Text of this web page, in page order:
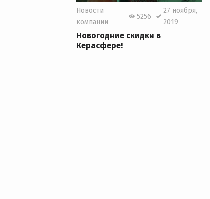
Новости
компании
5256
27 ноября,
2019
Новогодние скидки в
Керасфере!